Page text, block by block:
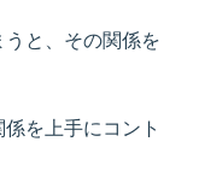
と、その関係を
を上手にコント